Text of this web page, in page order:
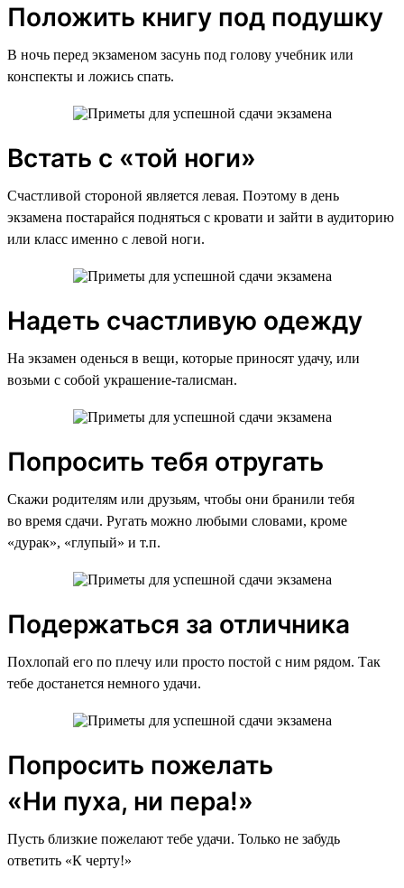
Положить книгу под подушку
В ночь перед экзаменом засунь под голову учебник или
конспекты и ложись спать.
Встать с «той ноги»
Счастливой стороной является левая. Поэтому в день
экзамена постарайся подняться с кровати и зайти в аудиторию
или класс именно с левой ноги.
Надеть счастливую одежду
На экзамен оденься в вещи, которые приносят удачу, или
возьми с собой украшение-талисман.
Попросить тебя отругать
Скажи родителям или друзьям, чтобы они бранили тебя
во время сдачи. Ругать можно любыми словами, кроме
«дурак», «глупый» и т.п.
Подержаться за отличника
Похлопай его по плечу или просто постой с ним рядом. Так
тебе достанется немного удачи.
Попросить пожелать
«Ни пуха, ни пера!»
Пусть близкие пожелают тебе удачи. Только не забудь
ответить «К черту!»